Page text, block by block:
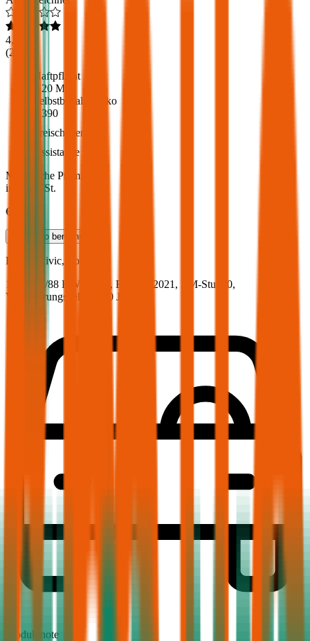
4,6
(216
Haftpflicht
€ 20 Mio.
Selbstbehalt Kasko
€ 390
Freischaden
Assistance
Monatliche Prämie
inkl. mVSt.
€ 69,01
Teilkasko berechnen
Honda
Civic, Vollkasko
119.6 PS/88 KW, diesel, Baujahr 2021, BM-Stufe 0,
Versicherungsnehmer 30 Jahre
Produktnote